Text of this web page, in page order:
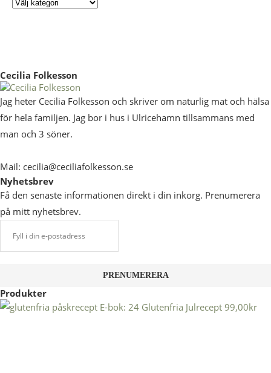
Cecilia Folkesson
Jag heter Cecilia Folkesson och skriver om naturlig mat och hälsa
för hela familjen. Jag bor i hus i Ulricehamn tillsammans med
man och 3 söner.
Mail: cecilia@ceciliafolkesson.se
Nyhetsbrev
Få den senaste informationen direkt i din inkorg. Prenumerera
på mitt nyhetsbrev.
Produkter
E-bok: 24 Glutenfria Julrecept 99,00kr